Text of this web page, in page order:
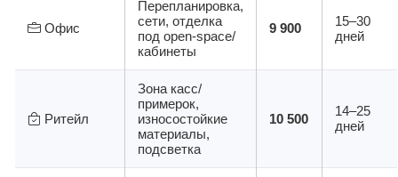
Офис
Перепланировка,
сети, отделка
под open-space/
кабинеты
9 900
15–30
дней
Ритейл
Зона касс/
примерок,
износостойкие
материалы,
подсветка
10 500
14–25
дней